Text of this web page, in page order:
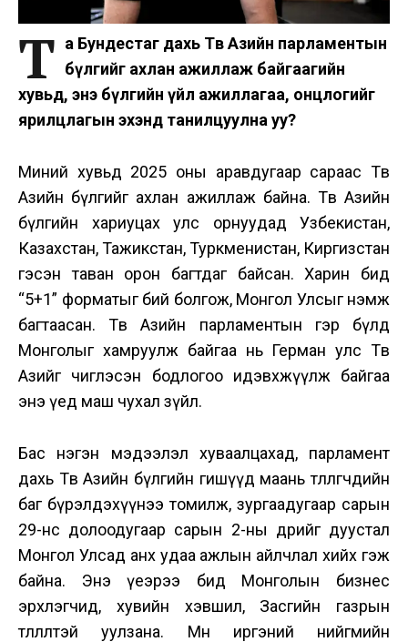
Т а Бундестаг дахь Төв Азийн парламентын
бүлгийг ахлан ажиллаж байгаагийн
хувьд, энэ бүлгийн үйл ажиллагаа, онцлогийг
ярилцлагын эхэнд танилцуулна уу?
Миний хувьд 2025 оны аравдугаар сараас Төв
Азийн бүлгийг ахлан ажиллаж байна. Төв Азийн
бүлгийн хариуцах улс орнуудад Узбекистан,
Казахстан, Тажикстан, Туркменистан, Киргизстан
гэсэн таван орон багтдаг байсан. Харин бид
“5+1” форматыг бий болгож, Монгол Улсыг нэмж
багтаасан. Төв Азийн парламентын гэр бүлд
Монголыг хамруулж байгаа нь Герман улс Төв
Азийг чиглэсэн бодлогоо идэвхжүүлж байгаа
энэ үед маш чухал зүйл.
Бас нэгэн мэдээлэл хуваалцахад, парламент
дахь Төв Азийн бүлгийн гишүүд маань төлөөлөгчдийн
баг бүрэлдэхүүнээ томилж, зургаадугаар сарын
29-нөөс долоодугаар сарын 2-ны өдрийг дуустал
Монгол Улсад анх удаа ажлын айлчлал хийх гэж
байна. Энэ үеэрээ бид Монголын бизнес
эрхлэгчид, хувийн хэвшил, Засгийн газрын
төлөөлөлтэй уулзана. Мөн иргэний нийгмийн